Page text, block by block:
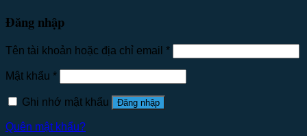
Đăng nhập
Tên tài khoản hoặc địa chỉ email *
Mật khẩu *
Ghi nhớ mật khẩu Đăng nhập
Quên mật khẩu?